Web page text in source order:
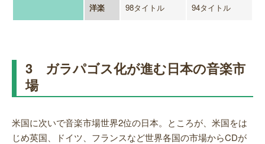
洋楽 98タイトル 94タイトル
3 ガラパゴス化が進む日本の音楽市
場
米国に次いで音楽市場世界2位の日本。ところが、米国をは
じめ英国、ドイツ、フランスなど世界各国の市場からCDが